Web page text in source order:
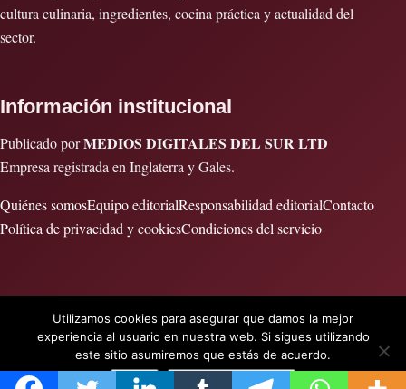
cultura culinaria, ingredientes, cocina práctica y actualidad del
sector.
Información institucional
Publicado porMEDIOS DIGITALES DEL SUR LTD
Empresa registrada en Inglaterra y Gales.
Quiénes somosEquipo editorialResponsabilidad editorialContacto
Política de privacidad y cookiesCondiciones del servicio
© 2026 Cocinar es vida · Publicado por MEDIOS DIGITALES DEL
SUR LTD · Empresa registrada en Inglaterra y Gales.
Utilizamos cookies para asegurar que damos la mejor
experiencia al usuario en nuestra web. Si sigues utilizando
este sitio asumiremos que estás de acuerdo.
OKEY Política de privacidad